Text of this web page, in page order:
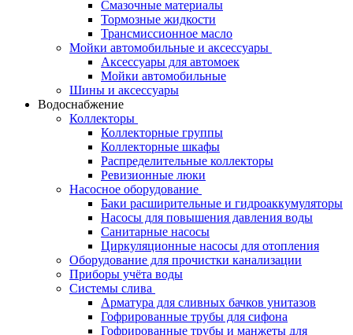
Смазочные материалы
Тормозные жидкости
Трансмиссионное масло
Мойки автомобильные и аксессуары
Аксессуары для автомоек
Мойки автомобильные
Шины и аксессуары
Водоснабжение
Коллекторы
Коллекторные группы
Коллекторные шкафы
Распределительные коллекторы
Ревизионные люки
Насосное оборудование
Баки расширительные и гидроаккумуляторы
Насосы для повышения давления воды
Санитарные насосы
Циркуляционные насосы для отопления
Оборудование для прочистки канализации
Приборы учёта воды
Системы слива
Арматура для сливных бачков унитазов
Гофрированные трубы для сифона
Гофрированные трубы и манжеты для